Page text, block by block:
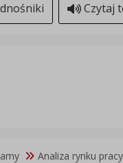
paragrafami Czytaj
Analiza rynku